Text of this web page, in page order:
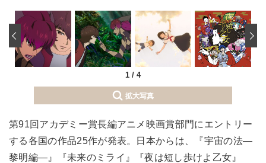
1 / 4
‹
拡大写真
第91回アカデミー賞長編アニメ映画賞部門にエントリー
する各国の作品25作が発表。日本からは、『宇宙の法―
黎明編―』『未来のミライ』『夜は短し歩けよ乙女』